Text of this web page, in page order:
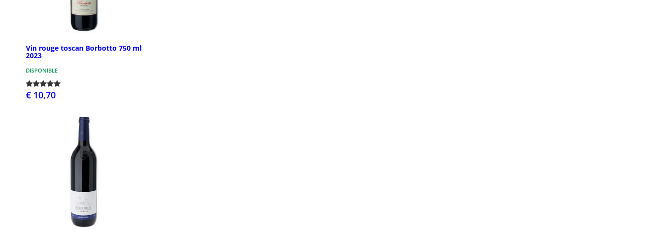
Vin rouge toscan Borbotto 750 ml
2023
DISPONIBLE
€ 10,70